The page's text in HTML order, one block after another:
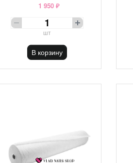
1 950 ₽
шт
В корзину